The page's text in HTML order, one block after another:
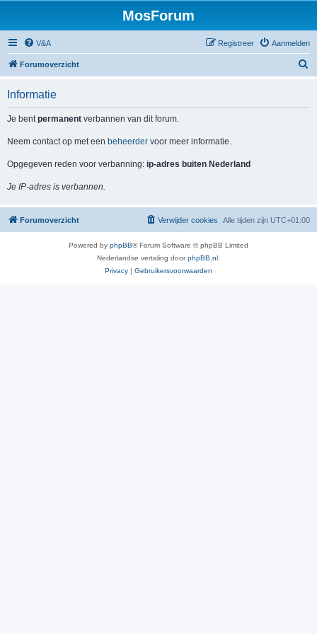
MosForum
V&A Aanmelden
Registreer
Forumoverzicht
Informatie
Je bentpermanent verbannen van dit forum.
Neem contact op met een beheerder voor meer informatie.
Opgegeven reden voor verbanning: ip-adres buiten Nederland
Je IP-adres is verbannen.
Forumoverzicht Alle tijden zijn UTC+01:00
Verwijder cookies
Powered by phpBB® Forum Software © phpBB Limited
Nederlandse vertaling doorphpBB.nl
Privacy | Gebruikersvoorwaarden